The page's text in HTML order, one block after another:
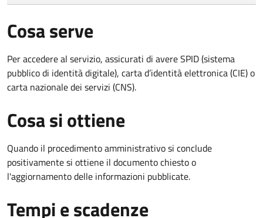
Cosa serve
Per accedere al servizio, assicurati di avere SPID (sistema
pubblico di identità digitale), carta d’identità elettronica (CIE) o
carta nazionale dei servizi (CNS).
Cosa si ottiene
Quando il procedimento amministrativo si conclude
positivamente si ottiene il documento chiesto o
l'aggiornamento delle informazioni pubblicate.
Tempi e scadenze